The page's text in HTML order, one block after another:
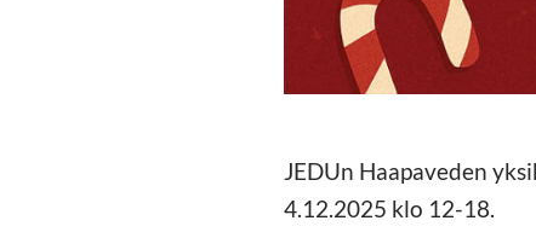
JEDUn Haapaveden
4.12.2025 klo 12-18.